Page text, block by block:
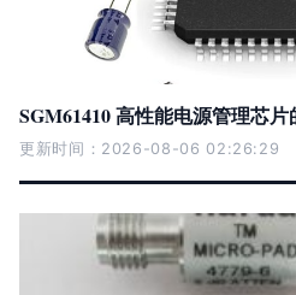
SGM61410 高性能电源管理芯
更新时间：2026-08-06 02:26:29